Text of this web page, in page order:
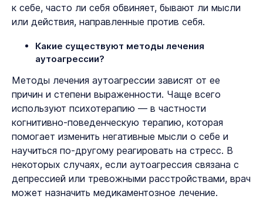
к себе, часто ли себя обвиняет, бывают ли мысли
или действия, направленные против себя.
Какие существуют методы лечения
аутоагрессии?
Методы лечения аутоагрессии зависят от ее
причин и степени выраженности. Чаще всего
используют психотерапию — в частности
когнитивно-поведенческую терапию, которая
помогает изменить негативные мысли о себе и
научиться по-другому реагировать на стресс. В
некоторых случаях, если аутоагрессия связана с
депрессией или тревожными расстройствами, врач
может назначить медикаментозное лечение.